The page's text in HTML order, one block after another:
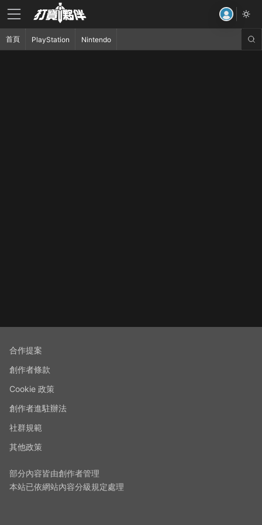
合作提案
創作者條款
Cookie 政策
創作者進駐辦法
社群規範
其他政策
部分內容皆由創作者管理
本站已依網站內容分級規定處理
首頁 PlayStation Nintendo